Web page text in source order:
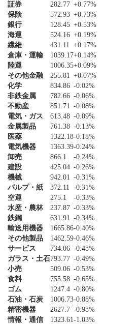
証券
282.77 +0.77%
保険
572.93 +0.73%
銀行
128.45 +0.53%
海運
524.16 +0.19%
繊維
431.11 +0.17%
倉庫・運輸
1039.17+0.14%
陸運
1006.35+0.09%
その他金融
255.81 +0.07%
化学
834.86 -0.02%
非鉄金属
782.66 -0.06%
不動産
851.71 -0.08%
電気・ガス
613.48 -0.09%
金属製品
761.38 -0.13%
医薬
1322.18-0.18%
電気機器
1363.39-0.24%
卸売
866.1
-0.24%
建設
425.04 -0.26%
機械
942.01 -0.31%
パルプ・紙
372.11 -0.31%
空運
275.1
-0.33%
水産・農林
237.87 -0.33%
鉄鋼
631.91 -0.34%
輸送用機器
1665.86-0.40%
その他製品
1462.59-0.46%
サービス
734.06 -0.48%
ガラス・土石793.77 -0.49%
小売
509.06 -0.53%
食料
755.58 -0.65%
ゴム
1247.4 -0.80%
石油・石炭
1006.73-0.88%
精密機器
2627.7 -0.98%
情報・通信
1323.61-1.03%